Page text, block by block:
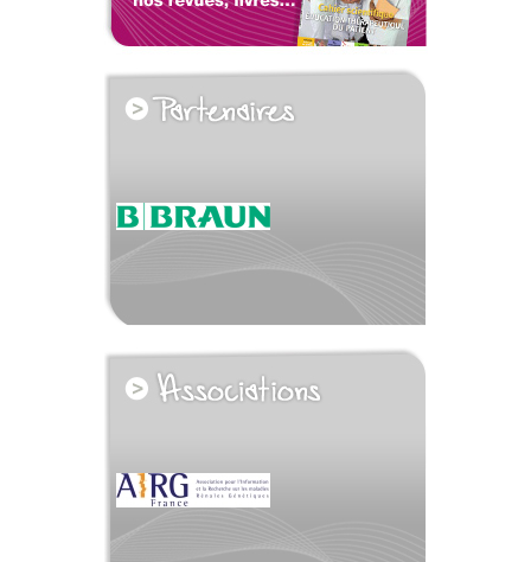
voir tous les partenaires